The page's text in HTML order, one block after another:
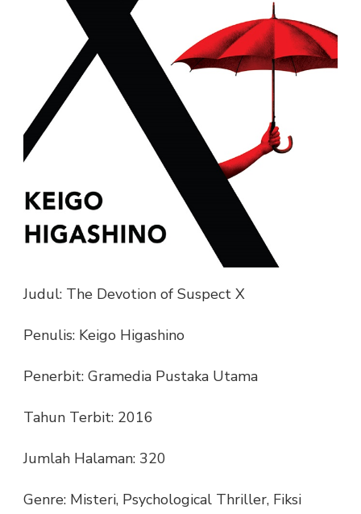
Judul: The Devotion of Suspect X
Penulis: Keigo Higashino
Penerbit: Gramedia Pustaka Utama
Tahun Terbit: 2016
Jumlah Halaman: 320
Genre: Misteri, Psychological Thriller, Fiksi